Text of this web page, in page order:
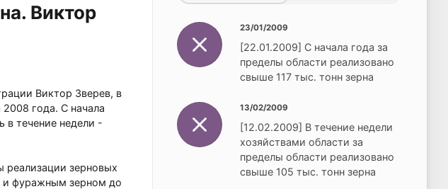
Виктор
Виктор Зверев, в
года. С начала
в течение недели -
реализации зерновых
и фуражным зерном до
23/01/2009
[22.01.2009] С начала года за
пределы области реализовано
свыше 117 тыс. тонн зерна
13/02/2009
[12.02.2009] В течение недели
хозяйствами области за
пределы области реализовано
свыше 105 тыс. тонн зерна